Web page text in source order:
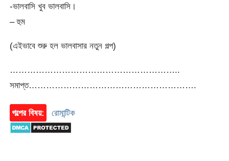
-ভালবাসি খুব ভালবাসি।
– হুম
(এইভাবে শুরু হল ভালবাসার নতুন গল্প)
…………………………………………………..
সমাপ্ত………………………………………………….
গল্পের বিষয়: রোমান্টিক